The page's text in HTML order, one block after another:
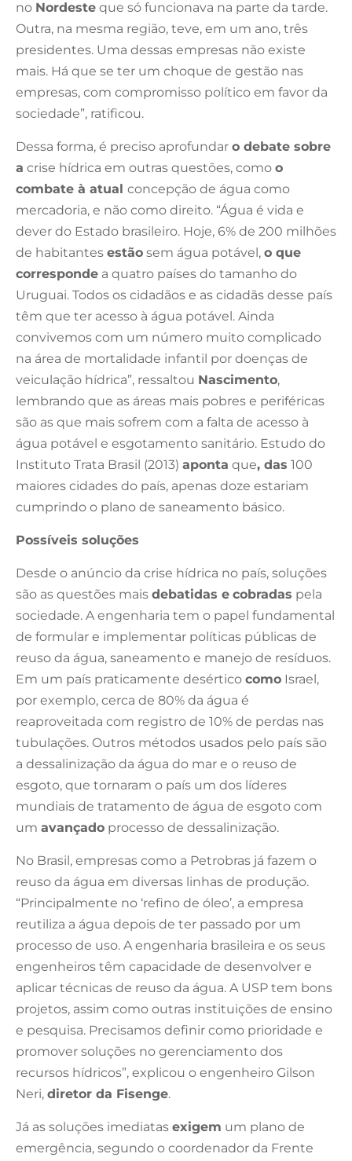
no Nordeste que só funcionava na parte da tarde.
Outra, na mesma região, teve, em um ano, três
presidentes. Uma dessas empresas não existe
mais. Há que se ter um choque de gestão nas
empresas, com compromisso político em favor da
sociedade”, ratificou.
Dessa forma, é preciso aprofundar o debate sobre
a crise hídrica em outras questões, como o
combate à atual concepção de água como
mercadoria, e não como direito. “Água é vida e
dever do Estado brasileiro. Hoje, 6% de 200 milhões
de habitantes estão sem água potável, o que
corresponde a quatro países do tamanho do
Uruguai. Todos os cidadãos e as cidadãs desse país
têm que ter acesso à água potável. Ainda
convivemos com um número muito complicado
na área de mortalidade infantil por doenças de
veiculação hídrica”, ressaltou Nascimento,
lembrando que as áreas mais pobres e periféricas
são as que mais sofrem com a falta de acesso à
água potável e esgotamento sanitário. Estudo do
Instituto Trata Brasil (2013) aponta que, das 100
maiores cidades do país, apenas doze estariam
cumprindo o plano de saneamento básico.
Possíveis soluções
Desde o anúncio da crise hídrica no país, soluções
são as questões mais debatidas e cobradas pela
sociedade. A engenharia tem o papel fundamental
de formular e implementar políticas públicas de
reuso da água, saneamento e manejo de resíduos.
Em um país praticamente desértico como Israel,
por exemplo, cerca de 80% da água é
reaproveitada com registro de 10% de perdas nas
tubulações. Outros métodos usados pelo país são
a dessalinização da água do mar e o reuso de
esgoto, que tornaram o país um dos líderes
mundiais de tratamento de água de esgoto com
um avançado processo de dessalinização.
No Brasil, empresas como a Petrobras já fazem o
reuso da água em diversas linhas de produção.
“Principalmente no ‘refino de óleo’, a empresa
reutiliza a água depois de ter passado por um
processo de uso. A engenharia brasileira e os seus
engenheiros têm capacidade de desenvolver e
aplicar técnicas de reuso da água. A USP tem bons
projetos, assim como outras instituições de ensino
e pesquisa. Precisamos definir como prioridade e
promover soluções no gerenciamento dos
recursos hídricos”, explicou o engenheiro Gilson
Neri, diretor da Fisenge.
Já as soluções imediatas exigem um plano de
emergência, segundo o coordenador da Frente